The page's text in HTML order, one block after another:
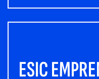
ESIC